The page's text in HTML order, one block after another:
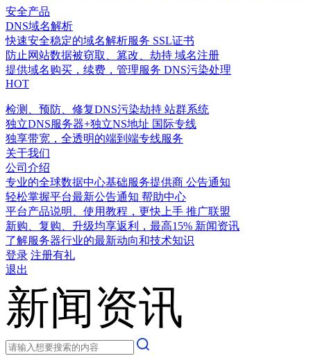
安全产品
DNS域名解析
快速安全稳定的域名解析服务 SSL证书
防止网站数据被窃取、篡改、劫持 域名注册
提供域名购买，续费，管理服务 DNS污染处理
HOT
检测、预防、修复DNS污染劫持 站群系统
独立DNS服务器+独立NS地址 国际专线
独享带宽，全透明的端到端专线服务
关于我们
公司介绍
专业的全球数据中心基础服务提供商 公告通知
轻松掌握平台最新公告通知 帮助中心
平台产品说明、使用教程，更快上手 推广联盟
新购、复购、升级均享返利，最高15% 新闻资讯
了解服务器行业的最新动向和技术知识
登录 注册有礼
退出
新闻资讯